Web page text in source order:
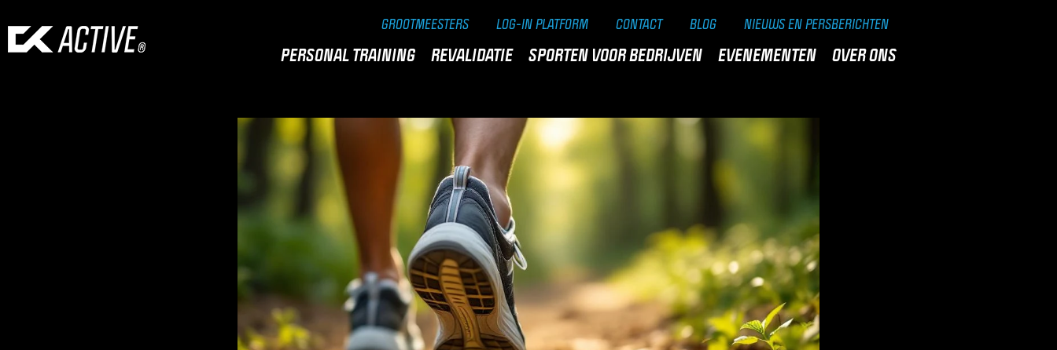
GROOTMEESTERS LOG-IN PLATFORM CONTACT BLOG NIEUWS EN PERSBERICHTEN
PERSONAL TRAINING REVALIDATIE SPORTEN VOOR BEDRIJVEN EVENEMENTEN OVER ONS